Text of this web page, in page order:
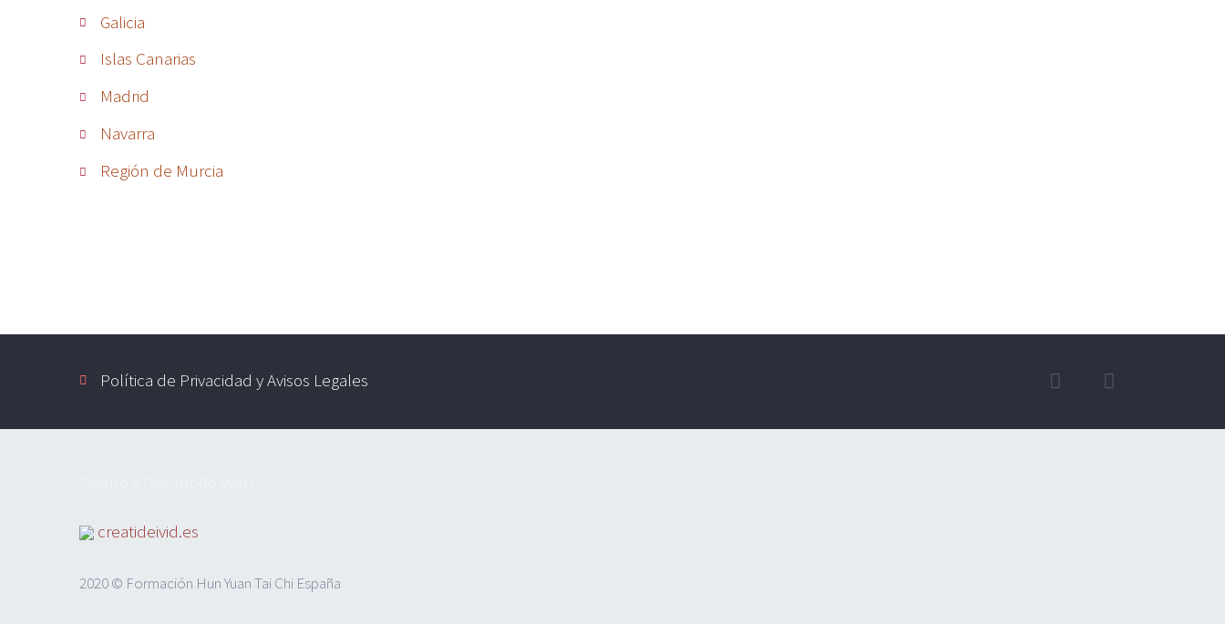
Galicia
Islas Canarias
Madrid
Navarra
Región de Murcia
Política de Privacidad y Avisos Legales
creatideivid.es
2020 © Formación Hun Yuan Tai Chi España